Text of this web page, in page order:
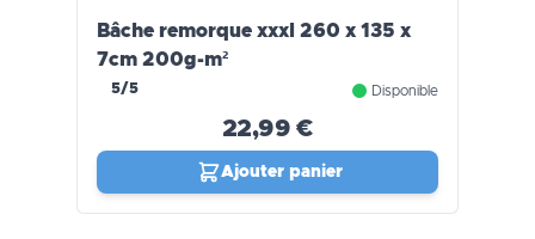
Bâche remorque xxxl 260 x 135 x
7cm 200g-m²
5/5 Disponible
22,99 €
Ajouter panier